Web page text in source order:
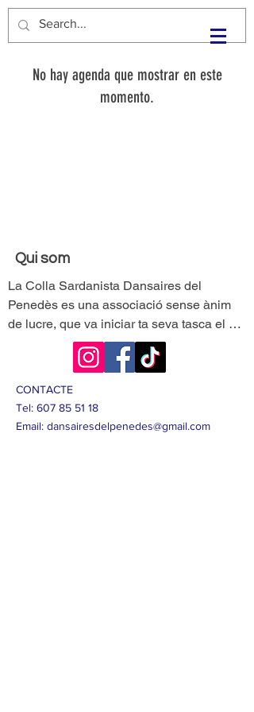
No hay agenda que mostrar en este
momento.
Qui som
La Colla Sardanista Dansaires del
Penedès es una associació sense ànim
de lucre, que va iniciar ta seva tasca el
any 1946, la segona mes antiga i una de
las de mes arrels i trajectòria a tot
cultura Popular Catalana en totes les
seves vessants, en especial, la promoció i
CONTACTE
Tel: 607 85 51 18
Email: dansairesdelpenedes@gmail.com